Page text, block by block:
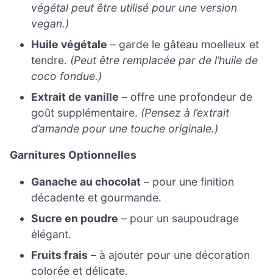
végétal peut être utilisé pour une version
vegan.)
Huile végétale – garde le gâteau moelleux et
tendre. (Peut être remplacée par de l’huile de
coco fondue.)
Extrait de vanille – offre une profondeur de
goût supplémentaire. (Pensez à l’extrait
d’amande pour une touche originale.)
Garnitures Optionnelles
Ganache au chocolat – pour une finition
décadente et gourmande.
Sucre en poudre – pour un saupoudrage
élégant.
Fruits frais – à ajouter pour une décoration
colorée et délicate.